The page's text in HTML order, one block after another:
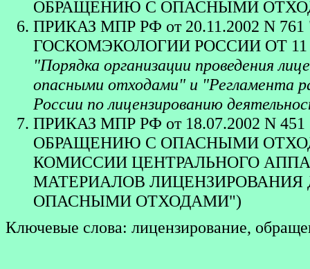
ОБРАЩЕНИЮ С ОПАСНЫМИ
ПРИКАЗ МПР РФ от 20.11.2002 N
ГОСКОМЭКОЛОГИИ РОССИИ ОТ 11
"Порядка организации проведения
опасными отходами" и "Регламента
России по лицензированию
ПРИКАЗ МПР РФ от 18.07.2002 N
ОБРАЩЕНИЮ С ОПАСНЫМИ
КОМИССИИ ЦЕНТРАЛЬНОГО
МАТЕРИАЛОВ
ОПАСНЫМИ ОТХОДАМИ")
Ключевые слова: лицензирование,